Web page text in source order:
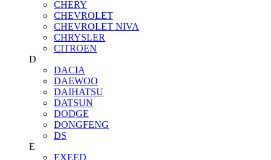
CHERY
CHEVROLET
CHEVROLET NIVA
CHRYSLER
CITROEN
D
DACIA
DAEWOO
DAIHATSU
DATSUN
DODGE
DONGFENG
DS
E
EXEED